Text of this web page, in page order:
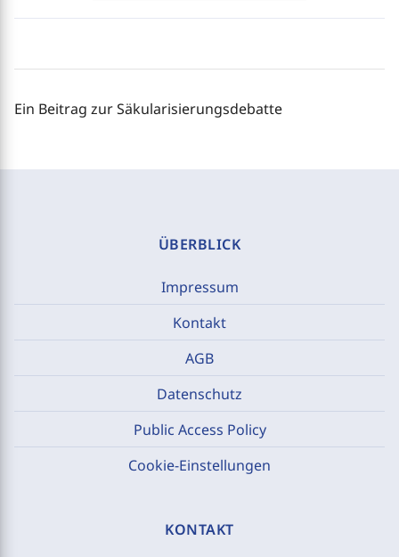
Ein Beitrag zur Säkularisierungsdebatte
ÜBERBLICK
Impressum
Kontakt
AGB
Datenschutz
Public Access Policy
Cookie-Einstellungen
KONTAKT